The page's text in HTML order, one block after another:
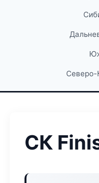
Северо-
СК